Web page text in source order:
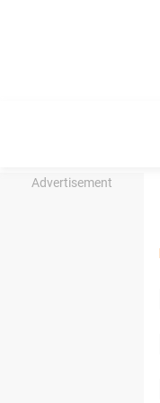
Advertisement